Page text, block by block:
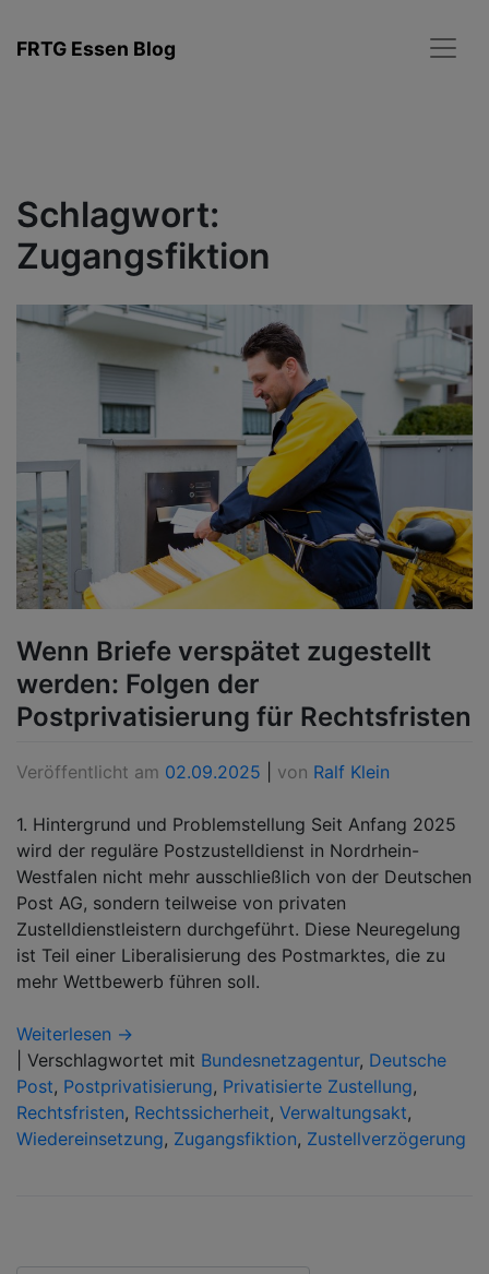
Inhalt
FRTG Essen Blog
Schlagwort:
Zugangsfiktion
Wenn Briefe verspätet zugestellt
werden: Folgen der
Postprivatisierung für Rechtsfristen
Veröffentlicht am 02.09.2025 von Ralf Klein
1. Hintergrund und Problemstellung Seit Anfang 2025
wird der reguläre Postzustelldienst in Nordrhein-
Westfalen nicht mehr ausschließlich von der Deutschen
Post AG, sondern teilweise von privaten
Zustelldienstleistern durchgeführt. Diese Neuregelung
ist Teil einer Liberalisierung des Postmarktes, die zu
mehr Wettbewerb führen soll.
Weiterlesen →
Verschlagwortet mit Bundesnetzagentur, Deutsche
Post, Postprivatisierung, Privatisierte Zustellung,
Rechtsfristen, Rechtssicherheit, Verwaltungsakt,
Wiedereinsetzung, Zugangsfiktion, Zustellverzögerung